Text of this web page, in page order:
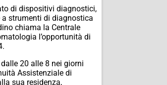
di dispositivi diagnostici,
a strumenti di diagnostica
chiama la Centrale
l’opportunità di
20 alle 8 nei giorni
Assistenziale di
sua residenza,